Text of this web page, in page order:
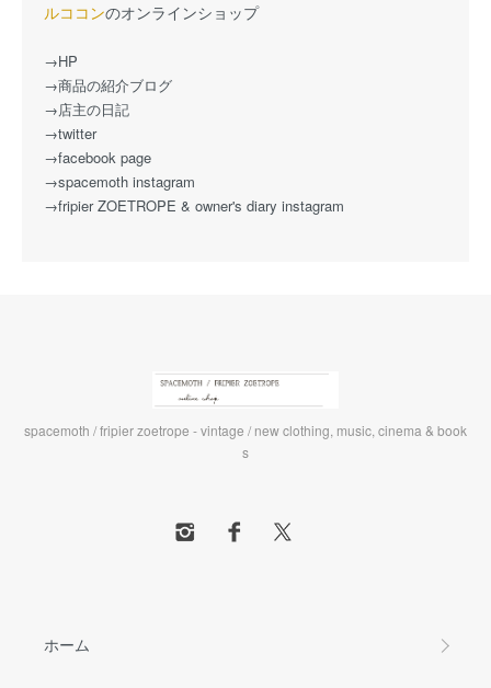
ルココンのオンラインショップ
→HP
→商品の紹介ブログ
→店主の日記
→twitter
→facebook page
→spacemoth instagram
→fripier ZOETROPE & owner's diary instagram
spacemoth / fripier zoetrope - vintage / new clothing, music, cinema & book
s
ホーム